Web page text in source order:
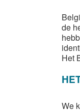
de
Het
We